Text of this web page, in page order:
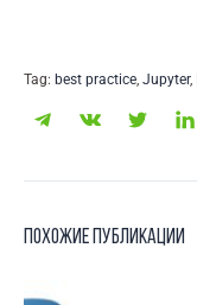
Tag: best practice, Jupyter,
Похожие публикации